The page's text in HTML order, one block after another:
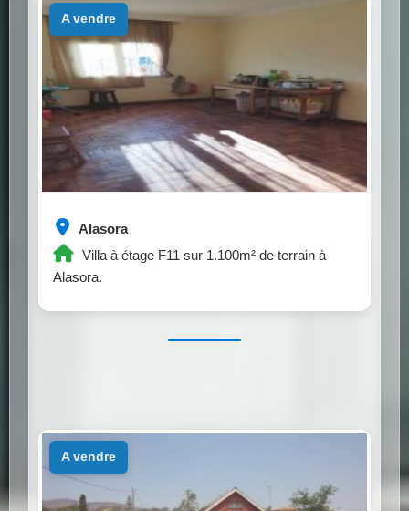
Alasora
Villa à étage F11 sur 1.100m² de terrain à
Alasora.
a vendre
a vendre